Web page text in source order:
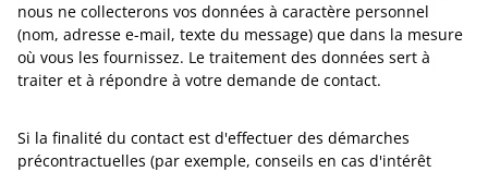
nous ne collecterons vos données à caractère personnel
(nom, adresse e-mail, texte du message) que dans la mesure
où vous les fournissez. Le traitement des données sert à
traiter et à répondre à votre demande de contact.
Si la finalité du contact est d'effectuer des démarches
précontractuelles (par exemple, conseils en cas d'intérêt